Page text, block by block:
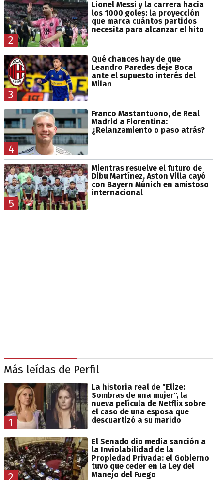
2
Lionel Messi y la carrera hacia
los 1000 goles: la proyección
que marca cuántos partidos
necesita para alcanzar el hito
3
Qué chances hay de que
Leandro Paredes deje Boca
ante el supuesto interés del
Milan
4
Franco Mastantuono, de Real
Madrid a Fiorentina:
¿Relanzamiento o paso atrás?
5
Mientras resuelve el futuro de
Dibu Martínez, Aston Villa cayó
con Bayern Múnich en amistoso
internacional
Más leídas de Perfil
1
La historia real de "Elize:
Sombras de una mujer", la
nueva película de Netflix sobre
el caso de una esposa que
descuartizó a su marido
2
El Senado dio media sanción a
la Inviolabilidad de la
Propiedad Privada: el Gobierno
tuvo que ceder en la Ley del
Manejo del Fuego